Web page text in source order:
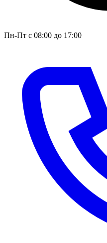
Пн-Пт с 08:00 до 17:00